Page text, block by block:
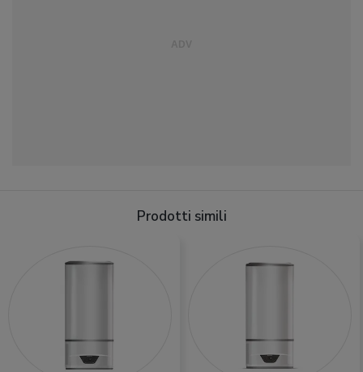
Prodotti simili